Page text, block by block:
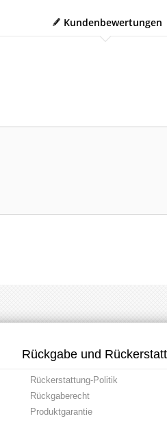
Kundenbewertungen
Rückgabe und
Rückerstattung-Politik
Rückgaberecht
Produktgarantie